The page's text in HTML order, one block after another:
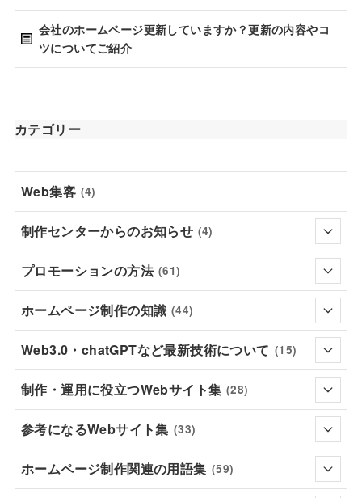
会社のホームページ更新していますか？更新の内容やコ
ツについてご紹介
カテゴリー
Web集客 (4)
制作センターからのお知らせ (4)
プロモーションの方法 (61)
ホームページ制作の知識 (44)
Web3.0・chatGPTなど最新技術について (15)
制作・運用に役立つWebサイト集 (28)
参考になるWebサイト集 (33)
ホームページ制作関連の用語集 (59)